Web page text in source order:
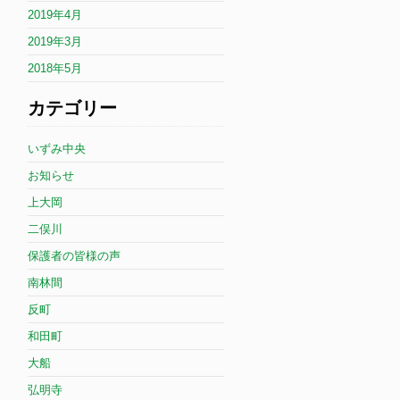
2019年4月
2019年3月
2018年5月
カテゴリー
いずみ中央
お知らせ
上大岡
二俣川
保護者の皆様の声
南林間
反町
和田町
大船
弘明寺